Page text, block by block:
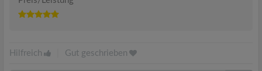
Hilfreich Gut geschrieben